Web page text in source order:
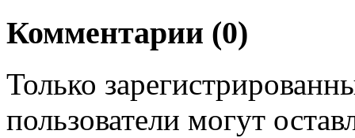
Комментарии (0)
Только
пользователи могут